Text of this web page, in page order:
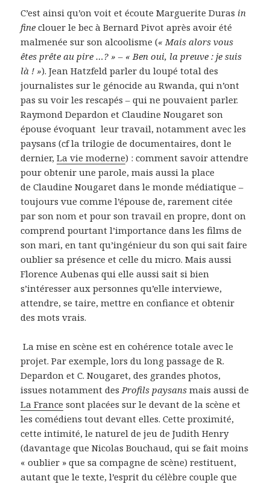
C’est ainsi qu’on voit et écoute Marguerite Duras in
fine clouer le bec à Bernard Pivot après avoir été
malmenée sur son alcoolisme (« Mais alors vous
êtes prête au pire …? » – « Ben oui, la preuve : je suis
là ! »). Jean Hatzfeld parler du loupé total des
journalistes sur le génocide au Rwanda, qui n’ont
pas su voir les rescapés – qui ne pouvaient parler.
Raymond Depardon et Claudine Nougaret son
épouse évoquant leur travail, notamment avec les
paysans (cf la trilogie de documentaires, dont le
dernier,La vie moderne) : comment savoir attendre
pour obtenir une parole, mais aussi la place
de Claudine Nougaret dans le monde médiatique –
toujours vue comme l’épouse de, rarement citée
par son nom et pour son travail en propre, dont on
comprend pourtant l’importance dans les films de
son mari, en tant qu’ingénieur du son qui sait faire
oublier sa présence et celle du micro. Mais aussi
Florence Aubenas qui elle aussi sait si bien
s’intéresser aux personnes qu’elle interviewe,
attendre, se taire, mettre en confiance et obtenir
des mots vrais.
La mise en scène est en cohérence totale avec le
projet. Par exemple, lors du long passage de R.
Depardon et C. Nougaret, des grandes photos,
issues notamment desProfils paysans mais aussi de
La France sont placées sur le devant de la scène et
les comédiens tout devant elles. Cette proximité,
cette intimité, le naturel de jeu de Judith Henry
(davantage que Nicolas Bouchaud, qui se fait moins
« oublier » que sa compagne de scène) restituent,
autant que le texte, l’esprit du célèbre couple que